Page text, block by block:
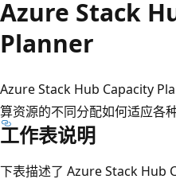
Azure Stack
Planner
Azure Stack Hub Capacity
算资源的不同分配如何适应各
工作表说明
下表描述了 Azure Stack Hub